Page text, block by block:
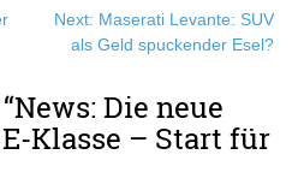
Next: Maserati Levante: SUV
als Geld spuckender Esel?
News: Die neue
Klasse – Start für